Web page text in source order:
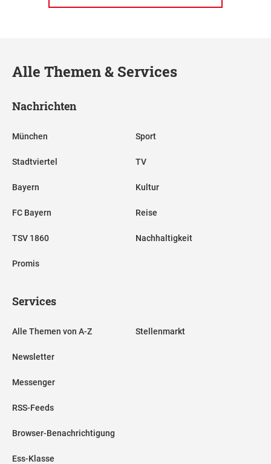
Alle Themen & Services
Nachrichten
München
Stadtviertel
Bayern
FC Bayern
TSV 1860
Promis
Sport
TV
Kultur
Reise
Nachhaltigkeit
Services
Alle Themen von A-Z
Newsletter
Messenger
RSS-Feeds
Browser-Benachrichtigung
Ess-Klasse
Stellenmarkt